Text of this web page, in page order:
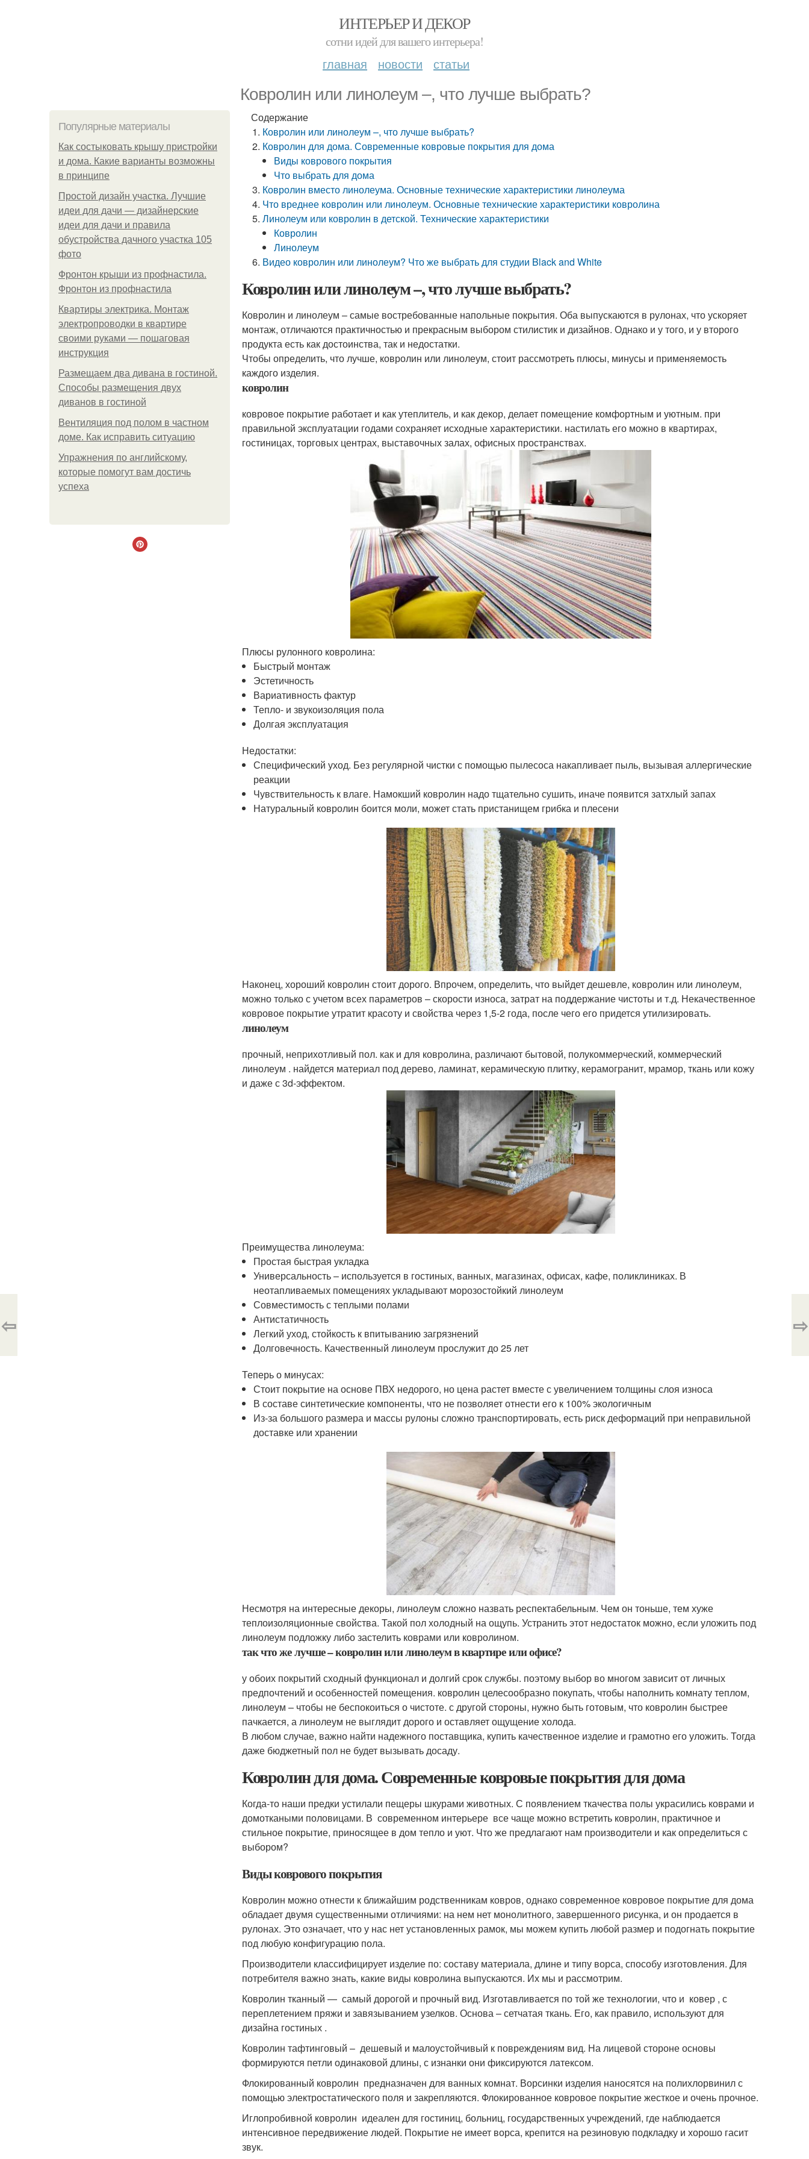
ИНТЕРЬЕР И ДЕКОР
сотни идей для вашего интерьера!
главная новости статьи
Ковролин или линолеум –, что лучше выбрать?
Популярные материалы
Как состыковать крышу пристройки
и дома. Какие варианты возможны
в принципе
Простой дизайн участка. Лучшие
идеи для дачи — дизайнерские
идеи для дачи и правила
обустройства дачного участка 105
фото
Фронтон крыши из профнастила.
Фронтон из профнастила
Квартиры электрика. Монтаж
электропроводки в квартире
своими руками — пошаговая
инструкция
Размещаем два дивана в гостиной.
Способы размещения двух
диванов в гостиной
Вентиляция под полом в частном
доме. Как исправить ситуацию
Упражнения по английскому,
которые помогут вам достичь
успеха
Содержание
Ковролин или линолеум –, что лучше выбрать?
Ковролин для дома. Современные ковровые покрытия для дома
Виды коврового покрытия
Что выбрать для дома
Ковролин вместо линолеума. Основные технические характеристики линолеума
Что вреднее ковролин или линолеум. Основные технические характеристики ковролина
Линолеум или ковролин в детской. Технические характеристики
Ковролин
Линолеум
Видео ковролин или линолеум? Что же выбрать для студии Black and White
Ковролин или линолеум –, что лучше выбрать?
Ковролин и линолеум – самые востребованные напольные покрытия. Оба выпускаются в рулонах, что ускоряет
монтаж, отличаются практичностью и прекрасным выбором стилистик и дизайнов. Однако и у того, и у второго
продукта есть как достоинства, так и недостатки.
Чтобы определить, что лучше, ковролин или линолеум, стоит рассмотреть плюсы, минусы и применяемость
каждого изделия.
ковролин
ковровое покрытие работает и как утеплитель, и как декор, делает помещение комфортным и уютным. при
правильной эксплуатации годами сохраняет исходные характеристики. настилать его можно в квартирах,
гостиницах, торговых центрах, выставочных залах, офисных пространствах.
Плюсы рулонного ковролина:
Быстрый монтаж
Эстетичность
Вариативность фактур
Тепло- и звукоизоляция пола
Долгая эксплуатация
Недостатки:
Специфический уход. Без регулярной чистки с помощью пылесоса накапливает пыль, вызывая аллергические
реакции
Чувствительность к влаге. Намокший ковролин надо тщательно сушить, иначе появится затхлый запах
Натуральный ковролин боится моли, может стать пристанищем грибка и плесени
Наконец, хороший ковролин стоит дорого. Впрочем, определить, что выйдет дешевле, ковролин или линолеум,
можно только с учетом всех параметров – скорости износа, затрат на поддержание чистоты и т.д. Некачественное
ковровое покрытие утратит красоту и свойства через 1,5-2 года, после чего его придется утилизировать.
линолеум
прочный, неприхотливый пол. как и для ковролина, различают бытовой, полукоммерческий, коммерческий
линолеум . найдется материал под дерево, ламинат, керамическую плитку, керамогранит, мрамор, ткань или кожу
и даже с 3d-эффектом.
Преимущества линолеума:
Простая быстрая укладка
Универсальность – используется в гостиных, ванных, магазинах, офисах, кафе, поликлиниках. В
неотапливаемых помещениях укладывают морозостойкий линолеум
Совместимость с теплыми полами
Антистатичность
Легкий уход, стойкость к впитыванию загрязнений
Долговечность. Качественный линолеум прослужит до 25 лет
Теперь о минусах:
Стоит покрытие на основе ПВХ недорого, но цена растет вместе с увеличением толщины слоя износа
В составе синтетические компоненты, что не позволяет отнести его к 100% экологичным
Из-за большого размера и массы рулоны сложно транспортировать, есть риск деформаций при неправильной
доставке или хранении
Несмотря на интересные декоры, линолеум сложно назвать респектабельным. Чем он тоньше, тем хуже
теплоизоляционные свойства. Такой пол холодный на ощупь. Устранить этот недостаток можно, если уложить под
линолеум подложку либо застелить коврами или ковролином.
так что же лучше – ковролин или линолеум в квартире или офисе?
у обоих покрытий сходный функционал и долгий срок службы. поэтому выбор во многом зависит от личных
предпочтений и особенностей помещения. ковролин целесообразно покупать, чтобы наполнить комнату теплом,
линолеум – чтобы не беспокоиться о чистоте. с другой стороны, нужно быть готовым, что ковролин быстрее
пачкается, а линолеум не выглядит дорого и оставляет ощущение холода.
В любом случае, важно найти надежного поставщика, купить качественное изделие и грамотно его уложить. Тогда
даже бюджетный пол не будет вызывать досаду.
Ковролин для дома. Современные ковровые покрытия для дома
Когда-то наши предки устилали пещеры шкурами животных. С появлением ткачества полы украсились коврами и
домоткаными половицами. В современном интерьере все чаще можно встретить ковролин, практичное и
стильное покрытие, приносящее в дом тепло и уют. Что же предлагают нам производители и как определиться с
выбором?
Виды коврового покрытия
Ковролин можно отнести к ближайшим родственникам ковров, однако современное ковровое покрытие для дома
обладает двумя существенными отличиями: на нем нет монолитного, завершенного рисунка, и он продается в
рулонах. Это означает, что у нас нет установленных рамок, мы можем купить любой размер и подогнать покрытие
под любую конфигурацию пола.
Производители классифицирует изделие по: составу материала, длине и типу ворса, способу изготовления. Для
потребителя важно знать, какие виды ковролина выпускаются. Их мы и рассмотрим.
Ковролин тканный — самый дорогой и прочный вид. Изготавливается по той же технологии, что и ковер , с
переплетением пряжи и завязыванием узелков. Основа – сетчатая ткань. Его, как правило, используют для
дизайна гостиных .
Ковролин тафтинговый – дешевый и малоустойчивый к повреждениям вид. На лицевой стороне основы
формируются петли одинаковой длины, с изнанки они фиксируются латексом.
Флокированный ковролин предназначен для ванных комнат. Ворсинки изделия наносятся на полихлорвинил с
помощью электростатического поля и закрепляются. Флокированное ковровое покрытие жесткое и очень прочное.
Иглопробивной ковролин идеален для гостиниц, больниц, государственных учреждений, где наблюдается
интенсивное передвижение людей. Покрытие не имеет ворса, крепится на резиновую подкладку и хорошо гасит
звук.
⇦ ⇨